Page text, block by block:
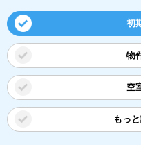
初
物
空
もっ